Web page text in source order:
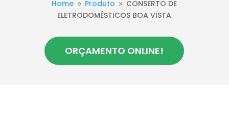
Home 9 Produto 9 CONSERTO DE
ELETRODOMÉSTICOS BOA VISTA
ORÇAMENTO ONLINE!